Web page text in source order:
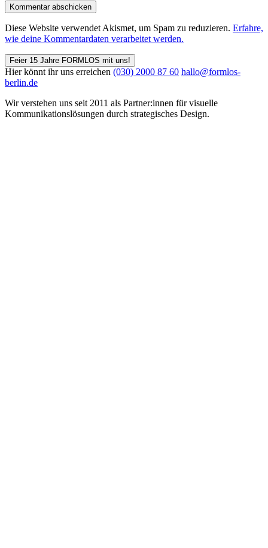
Diese Website verwendet Akismet, um Spam zu reduzieren. Erfahre,
wie deine Kommentardaten verarbeitet werden.
Feier 15 Jahre FORMLOS mit uns!
Hier könnt ihr uns erreichen (030) 2000 87 60 hallo@formlos-
berlin.de
Wir verstehen uns seit 2011 als Partner:innen für visuelle
Kommunikations­lösungen durch strategisches Design.